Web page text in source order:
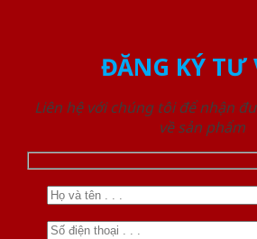
ĐĂNG KÝ TƯ
Liên hệ với chúng tôi để nhận
về sản phẩm